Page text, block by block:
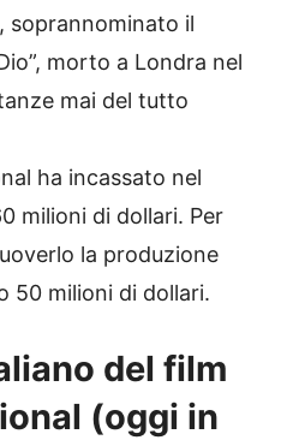
, soprannominato il
morto a Londra nel
mai del tutto
ha incassato nel
milioni di dollari. Per
la produzione
50 milioni di dollari.
del film
(oggi in